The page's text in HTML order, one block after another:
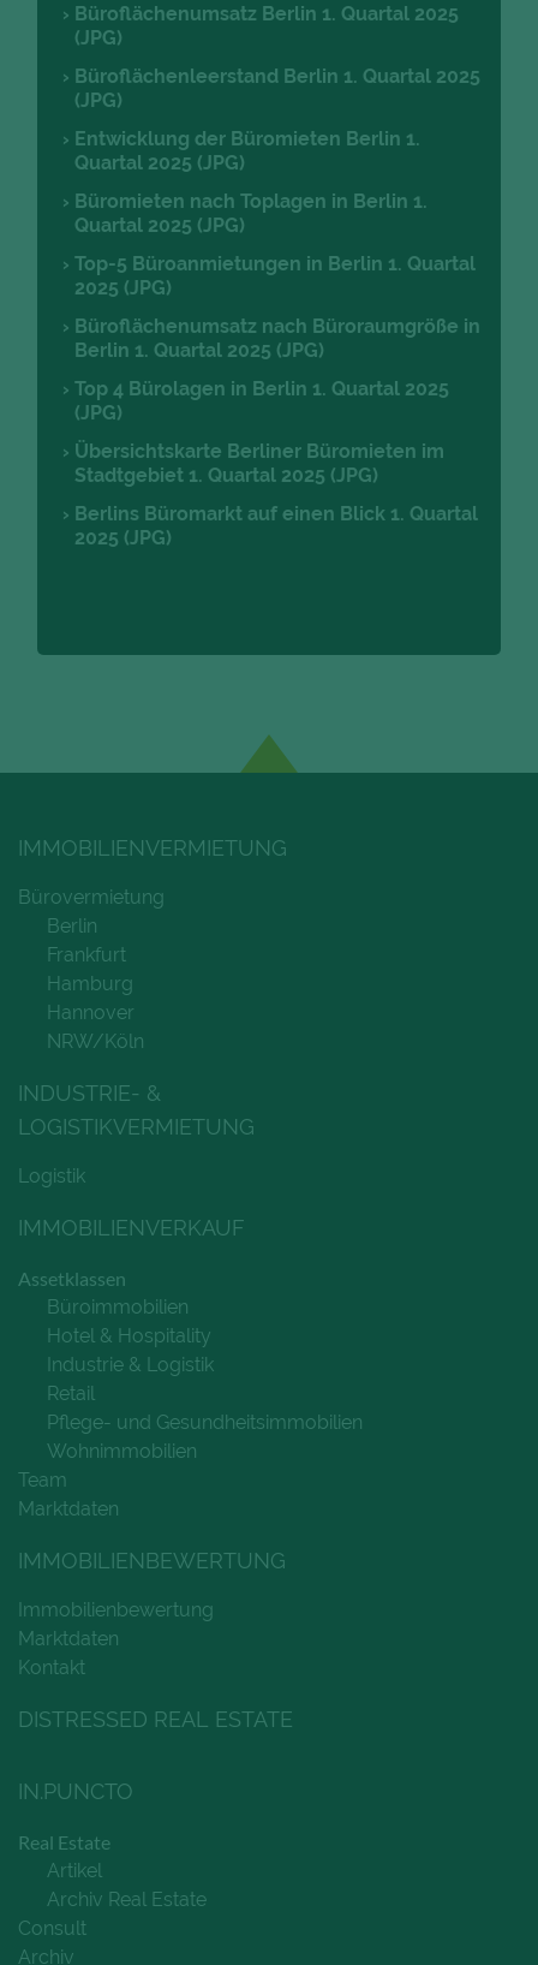
Büroflächenumsatz Berlin 1. Quartal 2025
(JPG)
Büroflächenleerstand Berlin 1. Quartal 2025
(JPG)
Entwicklung der Büromieten Berlin 1.
Quartal 2025 (JPG)
Büromieten nach Toplagen in Berlin 1.
Quartal 2025 (JPG)
Top-5 Büroanmietungen in Berlin 1. Quartal
2025 (JPG)
Büroflächenumsatz nach Büroraumgröße in
Berlin 1. Quartal 2025 (JPG)
Top 4 Bürolagen in Berlin 1. Quartal 2025
(JPG)
Übersichtskarte Berliner Büromieten im
Stadtgebiet 1. Quartal 2025 (JPG)
Berlins Büromarkt auf einen Blick 1. Quartal
2025 (JPG)
IMMOBILIENVERMIETUNG
Bürovermietung
Berlin
Frankfurt
Hamburg
Hannover
NRW/Köln
INDUSTRIE- &
LOGISTIKVERMIETUNG
Logistik
IMMOBILIENVERKAUF
Assetklassen
Büroimmobilien
Hotel & Hospitality
Industrie & Logistik
Retail
Pflege- und Gesundheitsimmobilien
Wohnimmobilien
Team
Marktdaten
IMMOBILIENBEWERTUNG
Immobilienbewertung
Marktdaten
Kontakt
DISTRESSED REAL ESTATE
IN.PUNCTO
Real Estate
Artikel
Archiv Real Estate
Consult
Archiv